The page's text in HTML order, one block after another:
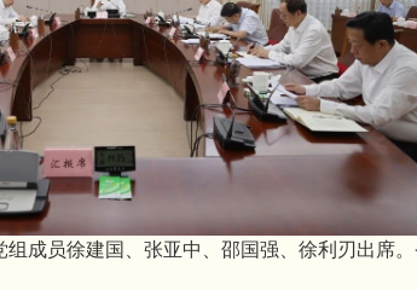
成员徐建国、张亚中、邵国强、徐利刃出席